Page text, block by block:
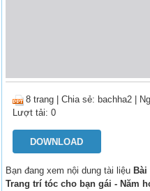
8 trang |Chia sẻ: bachha2 |
Lượt tải: 0
DOWNLOAD
Bạn đang xem nội dung tài liệu
Trang trí tóc cho bạn gái - Năm